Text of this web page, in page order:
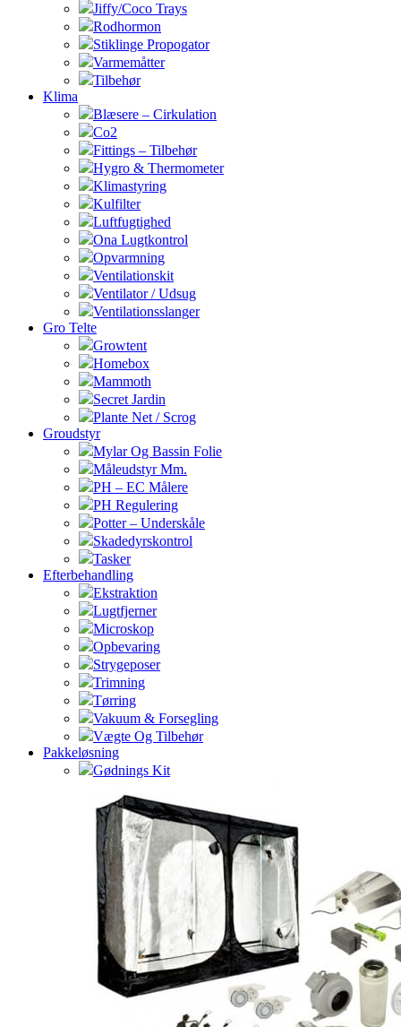
Jiffy/Coco Trays
Rodhormon
Stiklinge Propogator
Varmemåtter
Tilbehør
Klima
Blæsere – Cirkulation
Co2
Fittings – Tilbehør
Hygro & Thermometer
Klimastyring
Kulfilter
Luftfugtighed
Ona Lugtkontrol
Opvarmning
Ventilationskit
Ventilator / Udsug
Ventilationsslanger
Gro Telte
Growtent
Homebox
Mammoth
Secret Jardin
Plante Net / Scrog
Groudstyr
Mylar Og Bassin Folie
Måleudstyr Mm.
PH – EC Målere
PH Regulering
Potter – Underskåle
Skadedyrskontrol
Tasker
Efterbehandling
Ekstraktion
Lugtfjerner
Microskop
Opbevaring
Strygeposer
Trimning
Tørring
Vakuum & Forsegling
Vægte Og Tilbehør
Pakkeløsning
Gødnings Kit